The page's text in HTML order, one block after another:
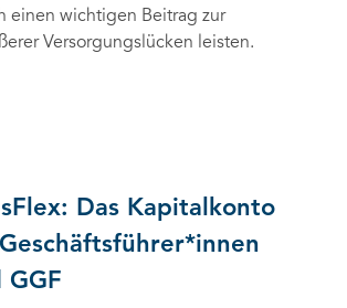
einen wichtigen Beitrag zur
Versorgungslücken leisten.
Das Kapitalkonto
GGF